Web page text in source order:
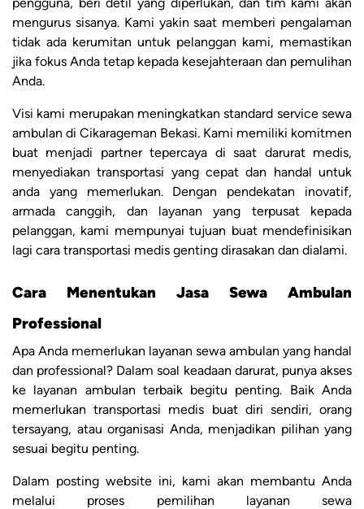
mengurus sisanya. Kami yakin saat memberi pengalaman
tidak ada kerumitan untuk pelanggan kami, memastikan
jika fokus Anda tetap kepada kesejahteraan dan pemulihan
Anda.
Visi kami merupakan meningkatkan standard service sewa
ambulan di Cikarageman Bekasi. Kami memiliki komitmen
buat menjadi partner tepercaya di saat darurat medis,
menyediakan transportasi yang cepat dan handal untuk
anda yang memerlukan. Dengan pendekatan inovatif,
armada canggih, dan layanan yang terpusat kepada
pelanggan, kami mempunyai tujuan buat mendefinisikan
lagi cara transportasi medis genting dirasakan dan dialami.
Cara Menentukan Jasa Sewa Ambulan
Professional
Apa Anda memerlukan layanan sewa ambulan yang handal
dan professional? Dalam soal keadaan darurat, punya akses
ke layanan ambulan terbaik begitu penting. Baik Anda
memerlukan transportasi medis buat diri sendiri, orang
tersayang, atau organisasi Anda, menjadikan pilihan yang
sesuai begitu penting.
Dalam posting website ini, kami akan membantu Anda
melalui proses pemilihan layanan sewa